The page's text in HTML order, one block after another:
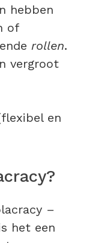
hebben
of
rollen.
vergroot
en
–
het een